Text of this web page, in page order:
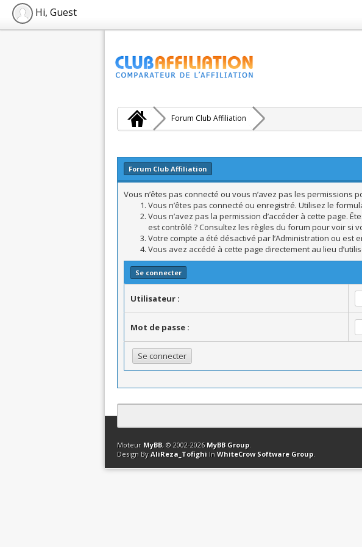
Hi, Guest
Forum Club Affiliation
Forum Club Affiliation
Vous n’êtes pas connecté ou vous n’avez pas les permissions
Vous n’êtes pas connecté ou enregistré. Utilisez le
Vous n’avez pas la permission d’accéder à cette page.
est contrôlé ? Consultez les règles du forum pour voir si
Votre compte a été désactivé par l’Administration ou est
Vous avez accédé à cette page directement au lieu
Se connecter
Utilisateur :
Mot de passe :
Contact Club Affiliation Retourner en haut Version bas-débit
Moteur MyBB, © 2002-2026 MyBB Group.
Design By AliReza_Tofighi In WhiteCrow Software Group.